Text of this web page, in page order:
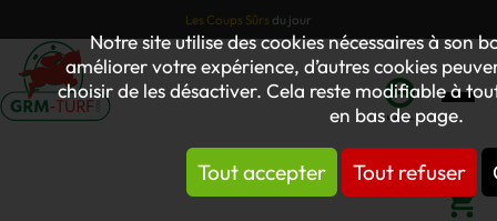
Notre site utilise des cookies nécessaires à son
améliorer votre expérience, d’autres cookies
choisir de les désactiver. Cela reste modifiable à
en bas de page.
Tout accepter Tout refuser
Les Coups Sûrs du jour
Mon